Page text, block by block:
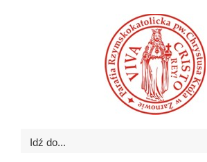
Idź do...